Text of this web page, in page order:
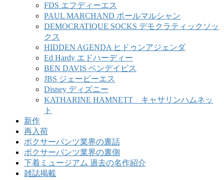
FDS エフディーエス
PAUL MARCHAND ポールマルシャン
DEMOCRATIQUE SOCKS デモクラティックソッ
クス
HIDDEN AGENDA ヒドゥンアジェンダ
Ed Hardy エドハーディー
BEN DAVIS ベンデイビス
JBS ジェービーエス
Disney ディズニー
KATHARINE HAMNETT キャサリンハムネッ
ト
新作
再入荷
ボクサーパンツ業界の裏話
ボクサーパンツ業界の裏側
下着ミュージアム 過去の名作紹介
雑誌掲載